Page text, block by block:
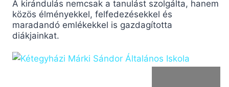
A kirándulás nemcsak a tanulást szolgálta, hanem
közös élményekkel, felfedezésekkel és
maradandó emlékekkel is gazdagította
diákjainkat.